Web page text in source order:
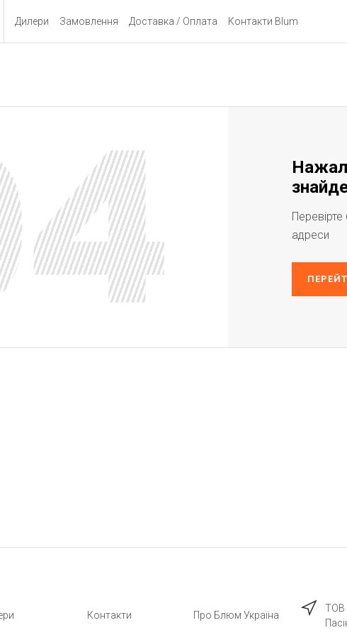
Дилери Замовлення Доставка / Оплата Контакти Blum
адреси
Контакти Про Блюм Україна
ТОВ